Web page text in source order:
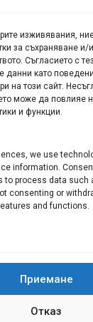
изживявания,
за съхраняване
Съгласието с
данни като
на този сайт.
може да повлияе
и функции.
we use
information.
process data such
consenting or
and functions.
Приемане
Отказ
БИЗНЕС
– магазин
КЛЪСТЕР
В
съд Ловеч
Ловеч